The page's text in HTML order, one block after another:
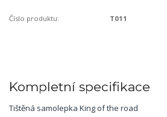
Číslo produktu: T011
Kompletní specifikace
Tištěná samolepka King of the road